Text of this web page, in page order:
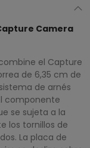
Camera
el Capture
de 6,35 cm de
de arnés
componente
se sujeta a la
los tornillos de
La placa de